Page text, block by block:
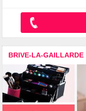
BRIVE-LA-GAILLARDE